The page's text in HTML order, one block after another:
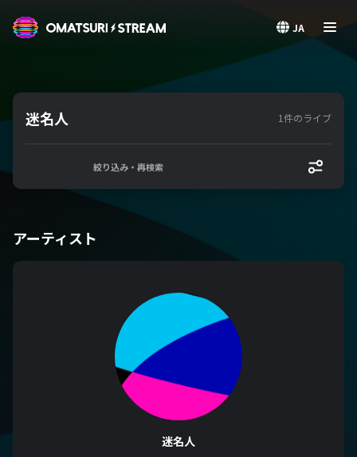
JA
迷名人 1件のライブ
絞り込み・再検索
アーティスト
迷名人